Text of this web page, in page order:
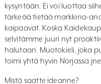
kysyntään. Ei voi luottaa
tärkeää tietää markkina-
kaipaavat. Koska
selvitämme juuri nyt
halutaan. Muotokieli, joka
toimi yhtä hyvin Norjassa jne.
Mistä saatte ideanne?